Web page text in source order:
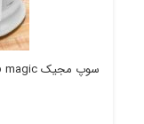
سوپ مجیک soap magic (صابون ریز اتوماتیک الکترونیکی)